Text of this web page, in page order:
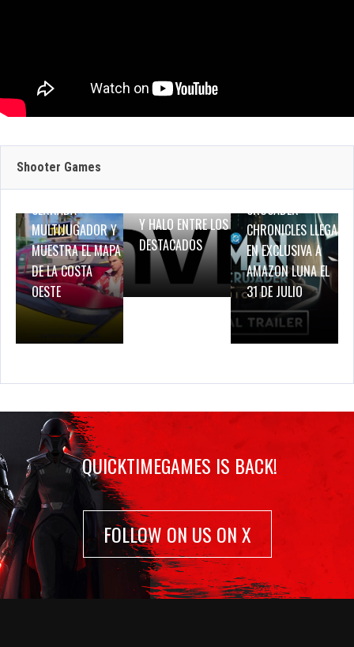
Shooter Games
JULIO 30, 2026
WORLD TOUR
ANUNCIA SU
PRUEBA DE RED
CERRADA
MULTIJUGADOR Y
MUESTRA EL MAPA
DE LA COSTA
OESTE
JULIO 29, 2026
GEFORCE NOW
SUMA 9 JUEGOS
Y HALO ENTRE LOS
DESTACADOS
JULIO 29, 2026
BATMAN: CAPED
CRUSADER –
CHRONICLES LLEGA
EN EXCLUSIVA A
AMAZON LUNA EL
31 DE JULIO
QUICKTIMEGAMES IS BACK!
FOLLOW ON US ON X